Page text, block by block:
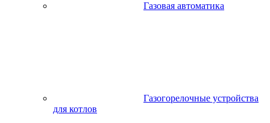
Газовая автоматика
Газогорелочные устройства
для котлов